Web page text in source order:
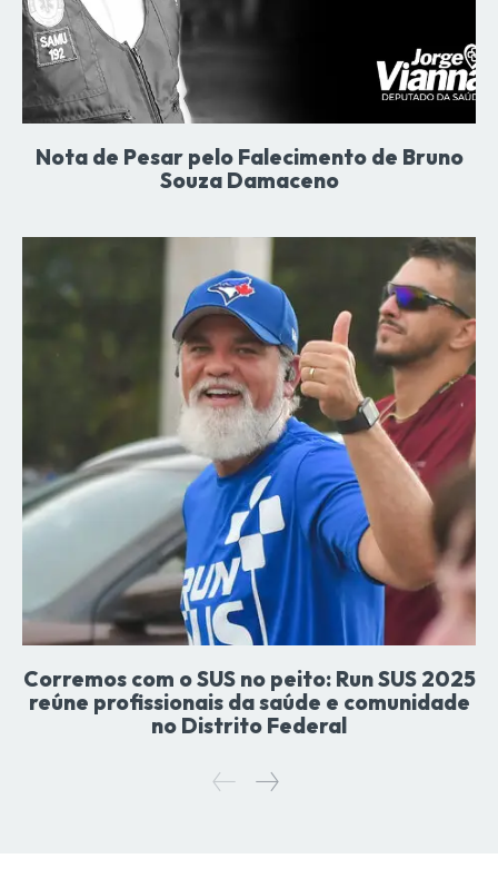
Nota de Pesar pelo Falecimento de Bruno
Souza Damaceno
Corremos com o SUS no peito: Run SUS 2025
reúne profissionais da saúde e comunidade
no Distrito Federal